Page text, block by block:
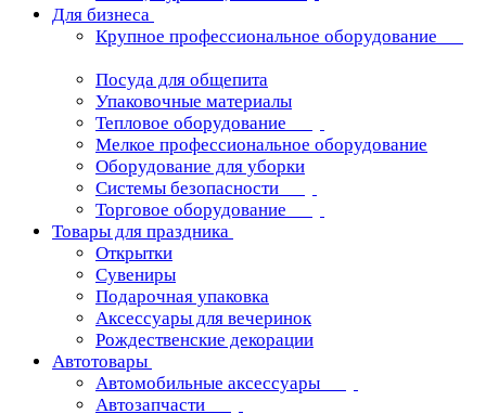
Для бизнеса
Крупное профессиональное оборудование
Посуда для общепита
Упаковочные материалы
Тепловое оборудование
Мелкое профессиональное оборудование
Оборудование для уборки
Системы безопасности
Торговое оборудование
Товары для праздника
Открытки
Сувениры
Подарочная упаковка
Аксессуары для вечеринок
Рождественские декорации
Автотовары
Автомобильные аксессуары
Автозапчасти